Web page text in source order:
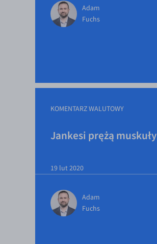
EUR/USD
EUR/DKK
EUR/AUD
EUR/CAD
EUR/HKD
Adam
Fuchs
KOMENTARZ WALUTOWY
Jankesi prężą muskuły
19 lut 2020
Adam
Fuchs